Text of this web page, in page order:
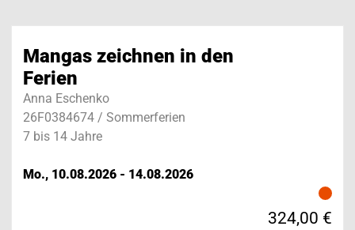
Mangas zeichnen in den
Ferien
Anna Eschenko
26F0384674 / Sommerferien
7 bis 14 Jahre
Mo., 10.08.2026 - 14.08.2026
324,00 €